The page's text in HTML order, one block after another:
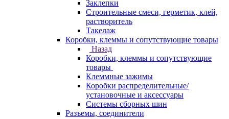
Заклепки
Строительные смеси, герметик, клей,
растворитель
Такелаж
Коробки, клеммы и сопутствующие товары
Назад
Коробки, клеммы и сопутствующие
товары
Клеммные зажимы
Коробки распределительные/
установочные и аксессуары
Системы сборных шин
Разъемы, соединители